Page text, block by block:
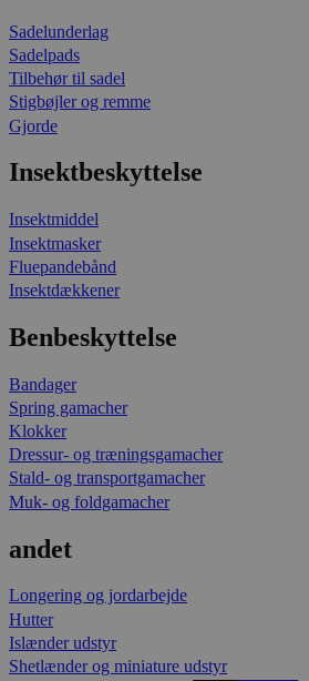
Sadelunderlag
Sadelpads
Tilbehør til sadel
Stigbøjler og remme
Gjorde
Insektbeskyttelse
Insektmiddel
Insektmasker
Fluepandebånd
Insektdækkener
Benbeskyttelse
Bandager
Spring gamacher
Klokker
Dressur- og træningsgamacher
Stald- og transportgamacher
Muk- og foldgamacher
andet
Longering og jordarbejde
Hutter
Islænder udstyr
Shetlænder og miniature udstyr